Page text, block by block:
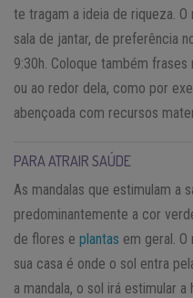
te tragam a ideia de riqueza.
sala de jantar, de preferência
9:30h. Coloque também frases
ou ao redor dela, como por
abençoada com recursos
PARA ATRAIR SAÚDE
As mandalas que estimulam a
predominantemente a cor
de flores e plantas em geral.
sua casa é onde o sol entra
a mandala, o sol irá estimular